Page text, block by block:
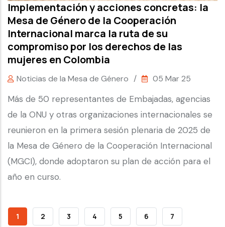
Implementación y acciones concretas: la
Mesa de Género de la Cooperación
Internacional marca la ruta de su
compromiso por los derechos de las
mujeres en Colombia
Noticias de la Mesa de Género / 05 Mar 25
Más de 50 representantes de Embajadas, agencias
de la ONU y otras organizaciones internacionales se
reunieron en la primera sesión plenaria de 2025 de
la Mesa de Género de la Cooperación Internacional
(MGCI), donde adoptaron su plan de acción para el
año en curso.
CURRENT
1 PAGE
2 PAGE
3 PAGE
4 PAGE
5 PAGE
6 PAGE
7